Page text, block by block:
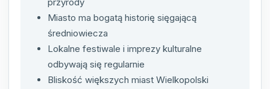
Miasto ma bogatą historię sięgającą
średniowiecza
Lokalne festiwale i imprezy kulturalne
odbywają się regularnie
Bliskość większych miast Wielkopolski